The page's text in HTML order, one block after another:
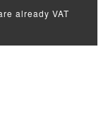
already VAT